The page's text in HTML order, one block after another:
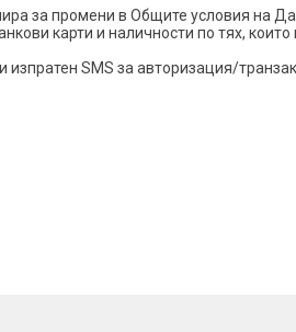
за промени в Общите условия на
карти и наличности по тях,
SMS за авторизация/